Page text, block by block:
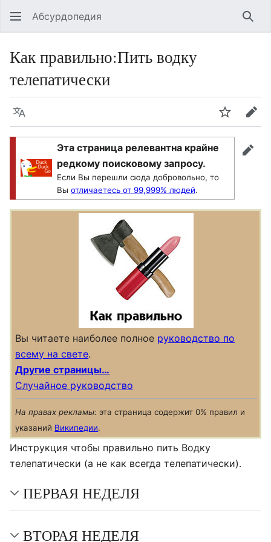
Абсурдопедия
Как правильно:Пить водку
телепатически
Язык
Эта страница релевантна крайне
редкому поисковому запросу.
Если Вы перешли сюда добровольно, то
Вы отличаетесь от 99,999% людей.
Вы читаете наиболее полное руководство по
всему на свете.
Другие страницы…
Случайное руководство
На правах рекламы: эта страница содержит 0% правил и
указаний Википедии.
Инструкция чтобы правильно пить Водку
телепатически (а не как всегда телепатически).
ПЕРВАЯ НЕДЕЛЯ
ВТОРАЯ НЕДЕЛЯ